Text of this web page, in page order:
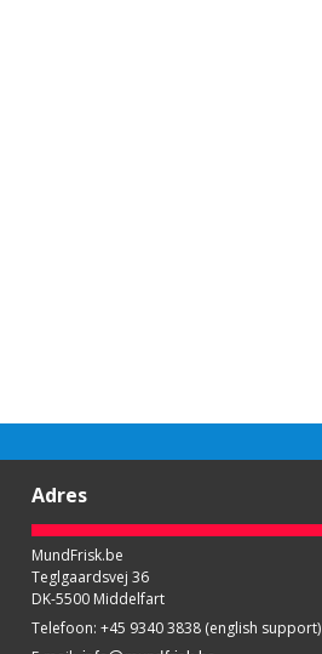
Adres
MundFrisk.be
Teglgaardsvej 36
DK-5500 Middelfart
Telefoon: +45 9340 3838 (english support)